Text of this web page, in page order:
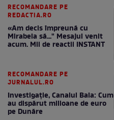
RECOMANDARE PE
REDACTIA.RO
«Am decis împreună cu
Mirabela să..." Mesajul venit
acum. Mii de reactii INSTANT
RECOMANDARE PE
JURNALUL.RO
Investigație, Canalul Bala: Cum
au dispărut milioane de euro
pe Dunăre